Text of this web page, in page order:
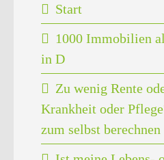
Start
1000 Immobilien
in D
Zu wenig Rente
Krankheit oder
zum selbst berechnen